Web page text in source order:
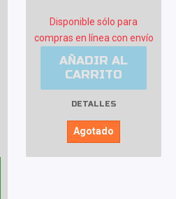
Disponible sólo para
compras en línea con envío
AÑADIR AL
CARRITO
DETALLES
Agotado